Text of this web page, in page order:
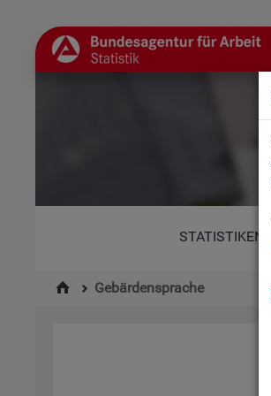
STATISTIKEN
Gebärdensprache